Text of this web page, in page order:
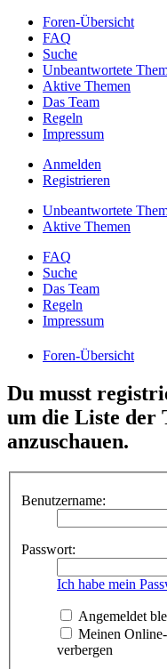
Foren-Übersicht
FAQ
Suche
Unbeantwortete
Aktive Themen
Das Team
Regeln
Impressum
Anmelden
Registrieren
Unbeantwortete
Aktive Themen
FAQ
Suche
Das Team
Regeln
Impressum
Foren-Übersicht
Du musst
um die Liste der
anzuschauen.
Benutzername:
Passwort:
Ich habe mein
Angemeldet
Meinen
verbergen